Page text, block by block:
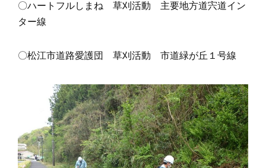
〇ハートフルしまね 草刈活動 主要地方道宍道イン
ター線
〇松江市道路愛護団 草刈活動 市道緑が丘１号線